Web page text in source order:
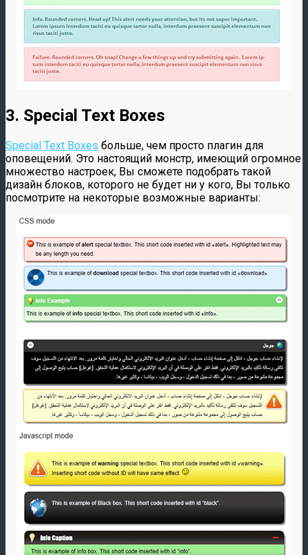
3. Special Text Boxes
Special Text Boxes больше, чем просто плагин для
оповещений. Это настоящий монстр, имеющий огромное
множество настроек, Вы сможете подобрать такой
дизайн блоков, которого не будет ни у кого, Вы только
посмотрите на некоторые возможные варианты: